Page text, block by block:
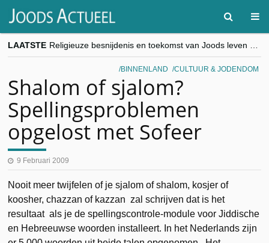
LAATSTE
“Besnijdenisdebat toont hoe moeilijk seculiere Westen minderheden begrijpt”, Jinnih Beels (Vooruit)
CITYTRIP | ROEMENIË – Boekarest: de verrassing van Oost-Europa
BINNENLAND CULTUUR & JODENDOM
Shalom of sjalom?
Spellingsproblemen
opgelost met Sofeer
9 Februari 2009
Nooit meer twijfelen of je sjalom of shalom, kosjer of
koosher, chazzan of kazzan zal schrijven dat is het
resultaat als je de spellingscontrole-module voor Jiddische
en Hebreeuwse woorden installeert. In het Nederlands zijn